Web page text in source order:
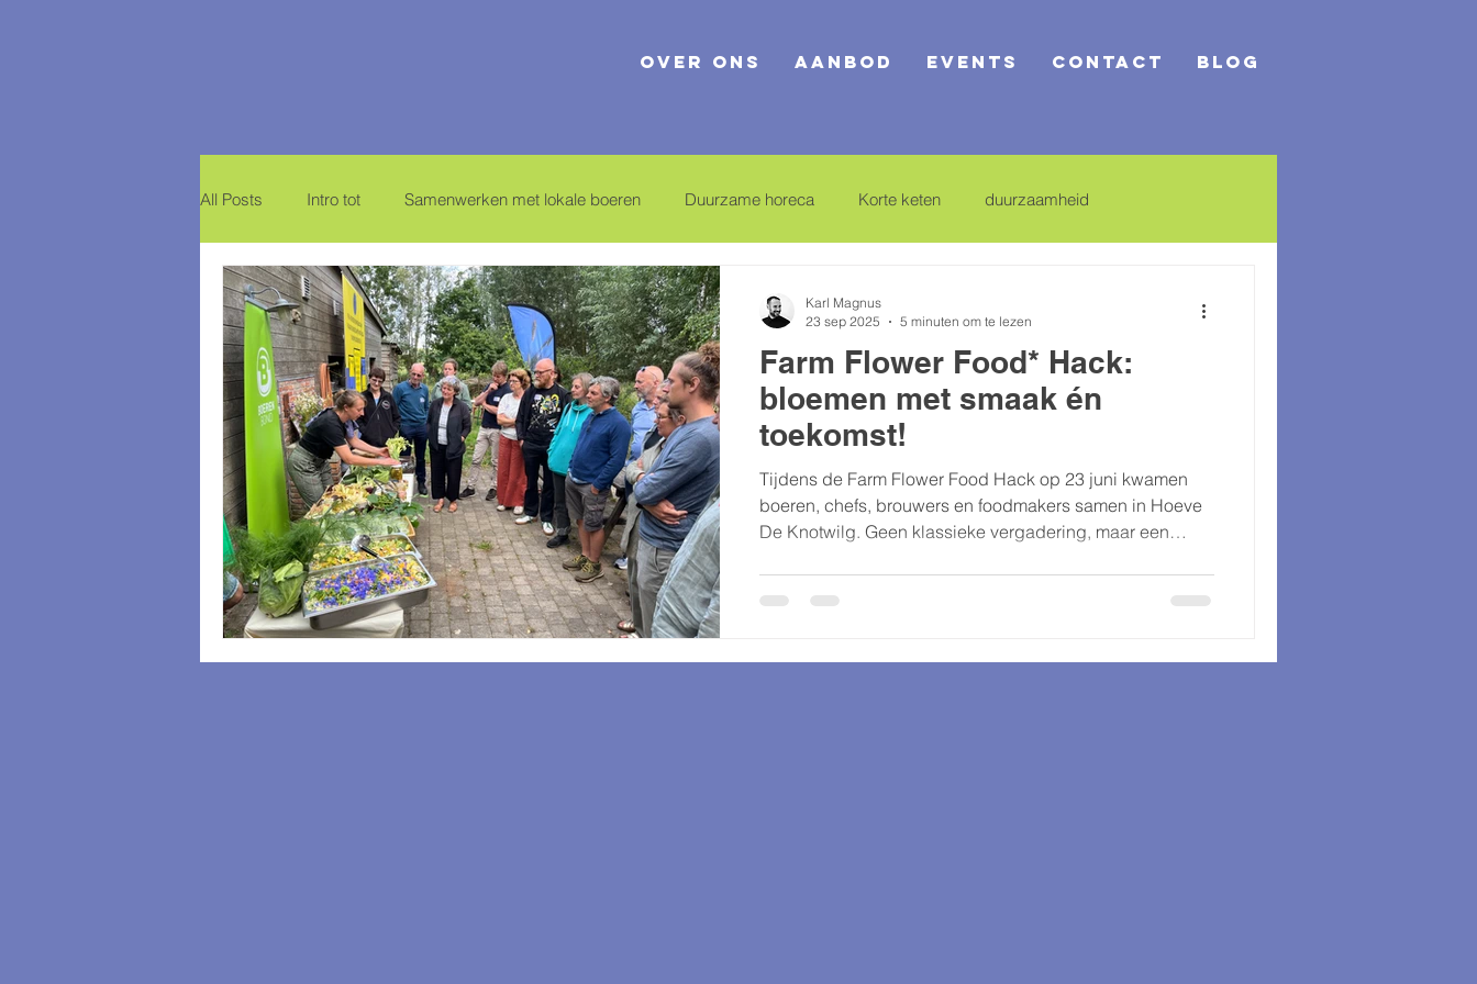
Over ons Aanbod Events Contact Blog
All Posts Intro tot Samenwerken met lokale boeren Duurzame horeca Korte keten duurzaamheid
Horeca & Landbouw Lokale samenwerkingen Makeati-hin
Farm Flower Food* Hack:
bloemen met smaak én
toekomst!
Tijdens de Farm Flower Food Hack op 23 juni kwamen
boeren, chefs, brouwers en foodmakers samen in Hoeve
De Knotwilg. Geen klassieke vergadering, maar een
ideeënlijst die bewijst dat bloemen veel meer zijn dan
biodiversiteit samenbrengt.
Karl Magnus
23 sep 2025
5 minuten om te lezen